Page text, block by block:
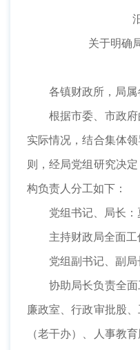
关于明确
各镇财政所，局属
根据市委、市政
实际情况，结合集体
则，经局党组研究决
构负责人分工如下：
党组书记、局长：
主持财政局全面工
党组副书记、副
协助局长负责全
廉政室、行政审批股
（老干办）、人事教